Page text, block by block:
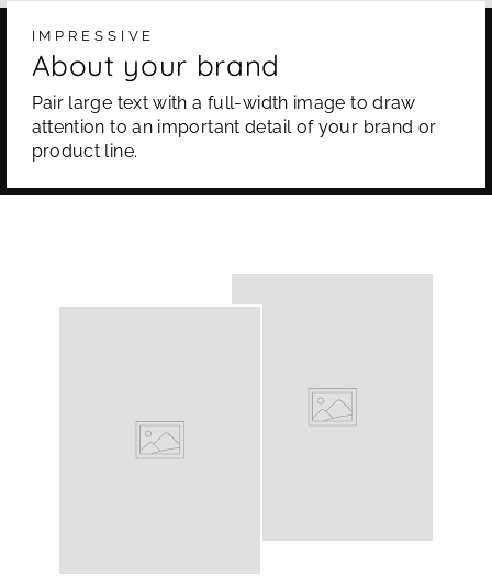
IMPRESSIVE
About your brand
Pair large text with a full-width image to draw
attention to an important detail of your brand or
product line.